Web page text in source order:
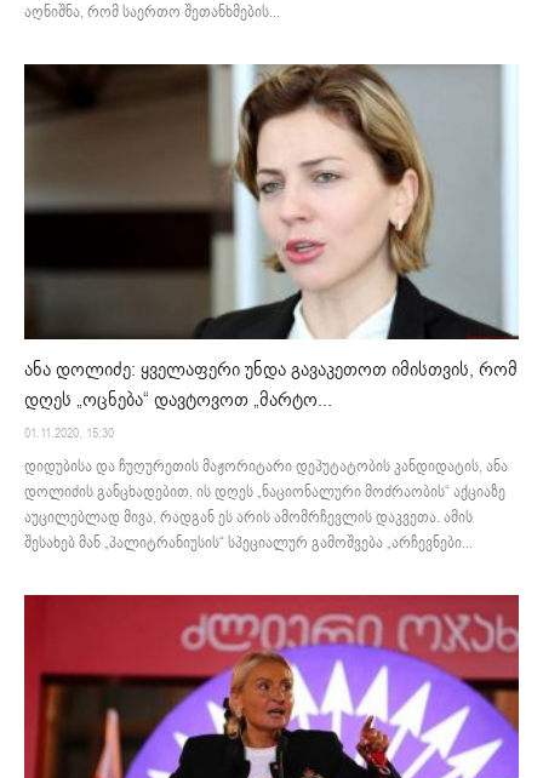
აღნიშნა, რომ საერთო შეთანხმების...
ანა დოლიძე: ყველაფერი უნდა გავაკეთოთ იმისთვის, რომ
დღეს „ოცნება“ დავტოვოთ „მარტო...
01.11.2020. 15:30
დიდუბისა და ჩუღურეთის მაჟორიტარი დეპუტატობის კანდიდატის, ანა
დოლიძის განცხადებით, ის დღეს „ნაციონალური მოძრაობის“ აქციაზე
აუცილებლად მივა, რადგან ეს არის ამომრჩევლის დაკვეთა. ამის
შესახებ მან „პალიტრანიუსის“ სპეციალურ გამოშვება „არჩევნები...